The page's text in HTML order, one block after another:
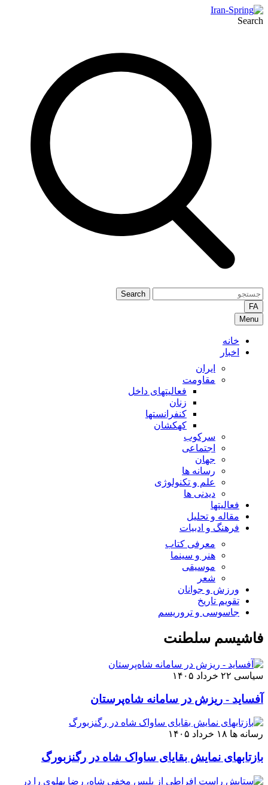
Search
Search
FA
Menu
خانه
اخبار
ایران
مقاومت
فعالیتهای داخل
زنان
کنفرانستها
کهکشان
سرکوب
اجتماعی
جهان
رسانه ها
علم و تکنولوژی
دیدنی ها
فعالیتها
مقاله و تحلیل
فرهنگ و ادبیات
معرفی کتاب
هنر و سینما
موسیقی
شعر
ورزش و جوانان
تقویم تاريخ
جاسوسی و تروریسم
فاشیسم سلطنت
سیاسی ۲۲ خرداد ۱۴۰۵
آفساید - ریزش در سامانه شاه‌پرستان
رسانه ها ۱۸ خرداد ۱۴۰۵
بازتابهای نمایش بقایای ساواک شاه در رگنزبورگ